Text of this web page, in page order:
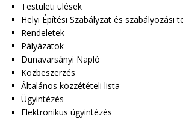
Testületi ülések
Helyi Építési Szabályzat és szabályozási
Rendeletek
Pályázatok
Dunavarsányi Napló
Közbeszerzés
Általános közzétételi lista
Ügyintézés
Elektronikus ügyintézés